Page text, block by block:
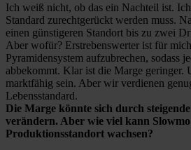
Ich weiß nicht, ob das ein Nachteil ist.
Standard zurechtgerückt werden muss.
einen günstigeren Standort bis zu zwei
Aber wofür? Erstrebenswerter ist für
Pyramidensystem aufzubrechen, sodass
abbekommt. Klar ist die Marge geringer.
marktfähig sein. Aber wir verdienen
Lebensstandard.
Die Marge könnte sich durch
verändern. Aber wie viel kann
Produktionsstandort wachsen?